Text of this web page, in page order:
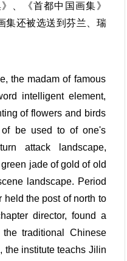
、《首都中国画集》
集还被选送到芬兰、瑞
the madam of famous
intelligent element,
of flowers and birds
be used to of one's
attack landscape,
jade of gold of old
landscape. Period
the post of north to
director, found a
traditional Chinese
the institute teachs Jilin